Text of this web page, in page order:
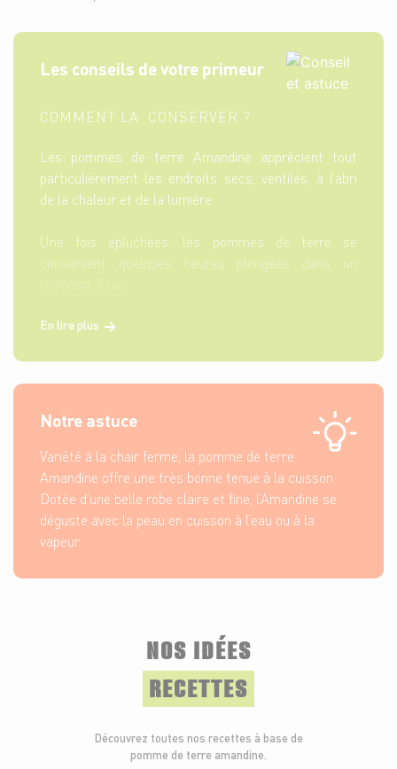
Les conseils de votre primeur
COMMENT LA CONSERVER ?
Les pommes de terre Amandine apprécient tout
particulièrement les endroits secs, ventilés, à l’abri
de la chaleur et de la lumière.
Une fois épluchées, les pommes de terre se
conservent quelques heures plongées dans un
récipient d’eau.
En lire plus
Notre astuce
Variété à la chair ferme, la pomme de terre
Amandine offre une très bonne tenue à la cuisson.
Dotée d’une belle robe claire et fine, l’Amandine se
déguste avec la peau en cuisson à l’eau ou à la
vapeur.
NOS IDÉES
RECETTES
Découvrez toutes nos recettes à base de
pomme de terre amandine.